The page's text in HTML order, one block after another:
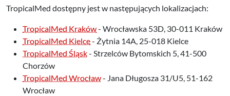
TropicalMed dostępny jest w następujących lokalizacjach:
TropicalMed Kraków- Wrocławska 53D, 30-011 Kraków
TropicalMed Kielce- Żytnia 14A, 25-018 Kielce
TropicalMed Śląsk- Strzelców Bytomskich 5, 41-500
Chorzów
TropicalMed Wrocław- Jana Długosza 31/U5, 51-162
Wrocław